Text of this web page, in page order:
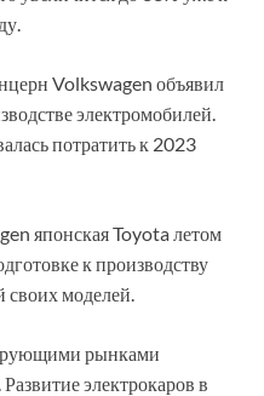
Volkswagen объявил
электромобилей.
потратить к 2023
японская Toyota летом
к производству
своих моделей.
рынками
электрокаров в